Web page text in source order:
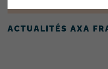
ACTUALITÉS AXA